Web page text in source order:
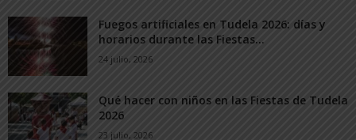
Fuegos artificiales en Tudela 2026: días y
horarios durante las Fiestas...
24 julio, 2026
Qué hacer con niños en las Fiestas de Tudela
2026
23 julio, 2026